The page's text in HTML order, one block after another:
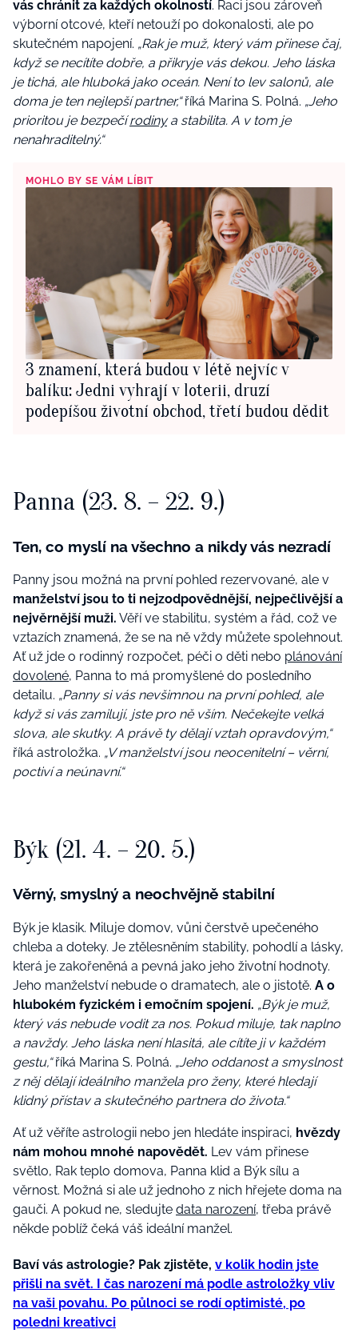
vás chránit za každých okolností. Raci jsou zároveň
výborní otcové, kteří netouží po dokonalosti, ale po
skutečném napojení. „Rak je muž, který vám přinese čaj,
když se necítíte dobře, a přikryje vás dekou. Jeho láska
je tichá, ale hluboká jako oceán. Není to lev salonů, ale
doma je ten nejlepší partner,“říká Marina S. Polná. „Jeho
prioritou je bezpečírodinya stabilita. A v tom je
nenahraditelný.“
MOHLO BY SE VÁM LÍBIT
3 znamení, která budou v létě nejvíc v
balíku: Jedni vyhrají v loterii, druzí
podepíšou životní obchod, třetí budou dědit
Panna (23. 8. – 22. 9.)
Ten, co myslí na všechno a nikdy vás nezradí
Panny jsou možná na první pohled rezervované, ale v
manželství jsou to ti nejzodpovědnější, nejpečlivější a
nejvěrnější muži. Věří ve stabilitu, systém a řád, což ve
vztazích znamená, že se na ně vždy můžete spolehnout.
Ať už jde o rodinný rozpočet, péči o děti nebo plánování
dovolené, Panna to má promyšlené do posledního
detailu. „Panny si vás nevšimnou na první pohled, ale
když si vás zamilují, jste pro ně vším. Nečekejte velká
slova, ale skutky. A právě ty dělají vztah opravdovým,“
říká astroložka. „V manželství jsou neocenitelní – věrní,
poctiví a neúnavní.“
Býk (21. 4. – 20. 5.)
Věrný, smyslný a neochvějně stabilní
Býk je klasik. Miluje domov, vůni čerstvě upečeného
chleba a doteky. Je ztělesněním stability, pohodlí a lásky,
která je zakořeněná a pevná jako jeho životní hodnoty.
Jeho manželství nebude o dramatech, ale o jistotě. A o
hlubokém fyzickém i emočním spojení. „Býk je muž,
který vás nebude vodit za nos. Pokud miluje, tak naplno
a navždy. Jeho láska není hlasitá, ale cítíte ji v každém
gestu,“říká Marina S. Polná. „Jeho oddanost a smyslnost
z něj dělají ideálního manžela pro ženy, které hledají
klidný přístav a skutečného partnera do života.“
Ať už věříte astrologii nebo jen hledáte inspiraci, hvězdy
nám mohou mnohé napovědět. Lev vám přinese
světlo, Rak teplo domova, Panna klid a Býk sílu a
věrnost. Možná si ale už jednoho z nich hřejete doma na
gauči. A pokud ne, sledujte data narození, třeba právě
někde poblíž čeká váš ideální manžel.
Baví vás astrologie? Pak zjistěte, v kolik hodin jste
přišli na svět. I čas narození má podle astroložky vliv
na vaši povahu. Po půlnoci se rodí optimisté, po
poledni kreativci